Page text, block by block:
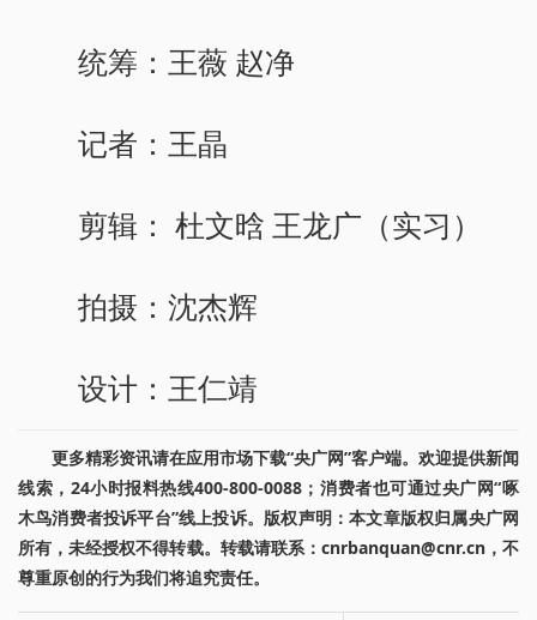
统筹：王薇 赵净
记者：王晶
剪辑： 杜文晗 王龙广（实习）
拍摄：沈杰辉
设计：王仁靖
更多精彩资讯请在应用市场下载“央广网”客户端。欢迎提供新闻
线索，24小时报料热线400-800-0088；消费者也可通过央广网“啄
木鸟消费者投诉平台”线上投诉。版权声明：本文章版权归属央广网
所有，未经授权不得转载。转载请联系：cnrbanquan@cnr.cn，不
尊重原创的行为我们将追究责任。